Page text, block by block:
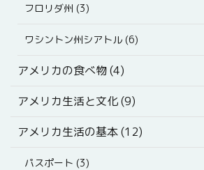
フロリダ州 (3)
ワシントン州シアトル (6)
アメリカの食べ物 (4)
アメリカ生活と文化 (9)
アメリカ生活の基本 (12)
パスポート (3)